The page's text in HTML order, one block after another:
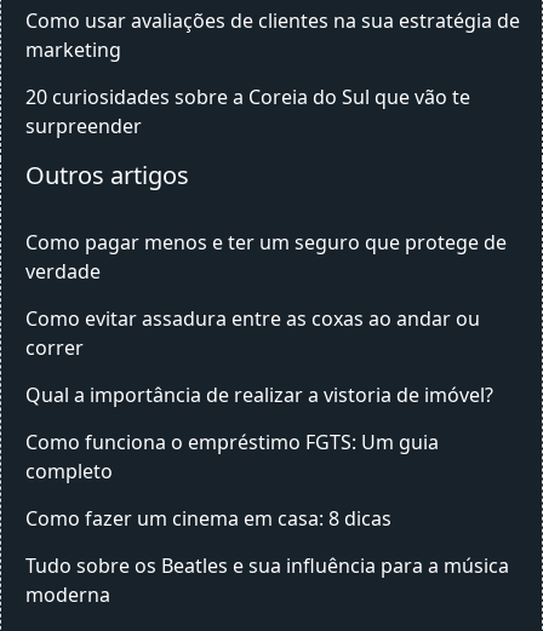
Como usar avaliações de clientes na sua estratégia de
marketing
20 curiosidades sobre a Coreia do Sul que vão te
surpreender
Outros artigos
Como pagar menos e ter um seguro que protege de
verdade
Como evitar assadura entre as coxas ao andar ou
correr
Qual a importância de realizar a vistoria de imóvel?
Como funciona o empréstimo FGTS: Um guia
completo
Como fazer um cinema em casa: 8 dicas
Tudo sobre os Beatles e sua influência para a música
moderna